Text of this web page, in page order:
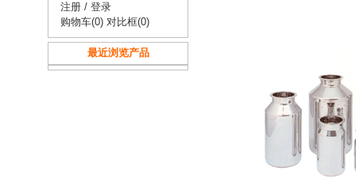
注册 / 登录
购物车(0) 对比框(0)
最近浏览产品